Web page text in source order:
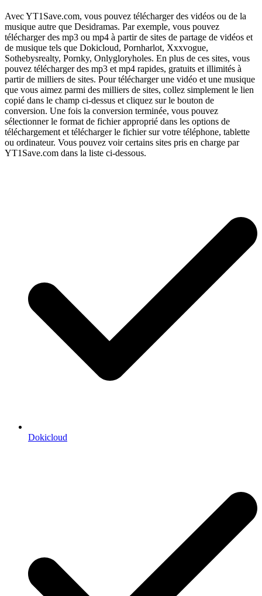
Avec YT1Save.com, vous pouvez télécharger des vidéos ou de la
musique autre que Desidramas. Par exemple, vous pouvez
télécharger des mp3 ou mp4 à partir de sites de partage de vidéos et
de musique tels que Dokicloud, Pornharlot, Xxxvogue,
Sothebysrealty, Pornky, Onlygloryholes. En plus de ces sites, vous
pouvez télécharger des mp3 et mp4 rapides, gratuits et illimités à
partir de milliers de sites. Pour télécharger une vidéo et une musique
que vous aimez parmi des milliers de sites, collez simplement le lien
copié dans le champ ci-dessus et cliquez sur le bouton de
conversion. Une fois la conversion terminée, vous pouvez
sélectionner le format de fichier approprié dans les options de
téléchargement et télécharger le fichier sur votre téléphone, tablette
ou ordinateur. Vous pouvez voir certains sites pris en charge par
YT1Save.com dans la liste ci-dessous.
Dokicloud